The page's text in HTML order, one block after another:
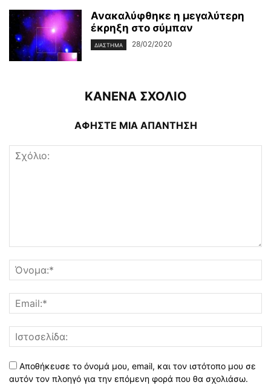
Ανακαλύφθηκε η μεγαλύτερη
έκρηξη στο σύμπαν
ΔΙΆΣΤΗΜΑ 28/02/2020
ΚΑΝΕΝΑ ΣΧΟΛΙΟ
ΑΦΗΣΤΕ ΜΙΑ ΑΠΑΝΤΗΣΗ
Αποθήκευσε το όνομά μου, email, και τον ιστότοπο μου σε
αυτόν τον πλοηγό για την επόμενη φορά που θα σχολιάσω.